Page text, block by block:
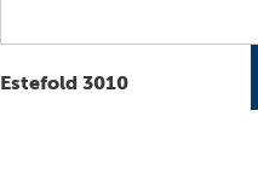
Estefold 3010